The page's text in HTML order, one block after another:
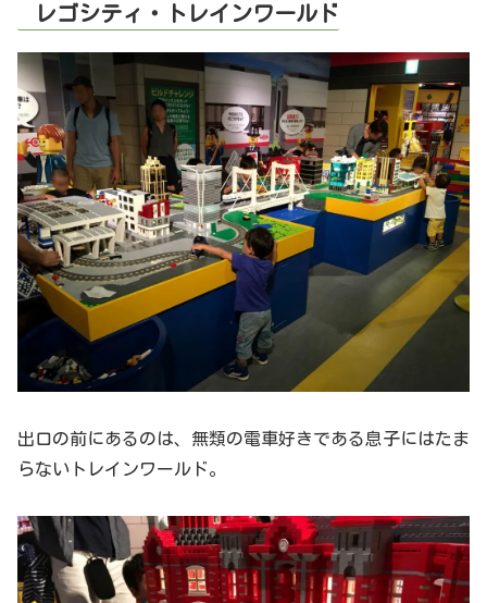
レゴシティ・トレインワールド
出口の前にあるのは、無類の電車好きである息子にはたま
らないトレインワールド。